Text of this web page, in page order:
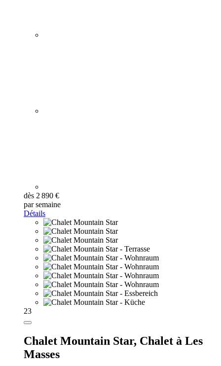
dès 2 890 €
par semaine
Détails
23
Chalet Mountain Star, Chalet à Les
Masses